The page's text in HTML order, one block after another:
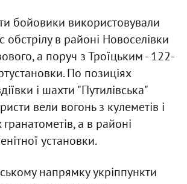
бойовики використовували
обстрілу в районі Новоселівки
а поруч з Троїцьким - 122-
По позиціях
і шахти "Путилівська"
вели вогонь з кулеметів і
а в районі
установки.
напрямку укріппункти